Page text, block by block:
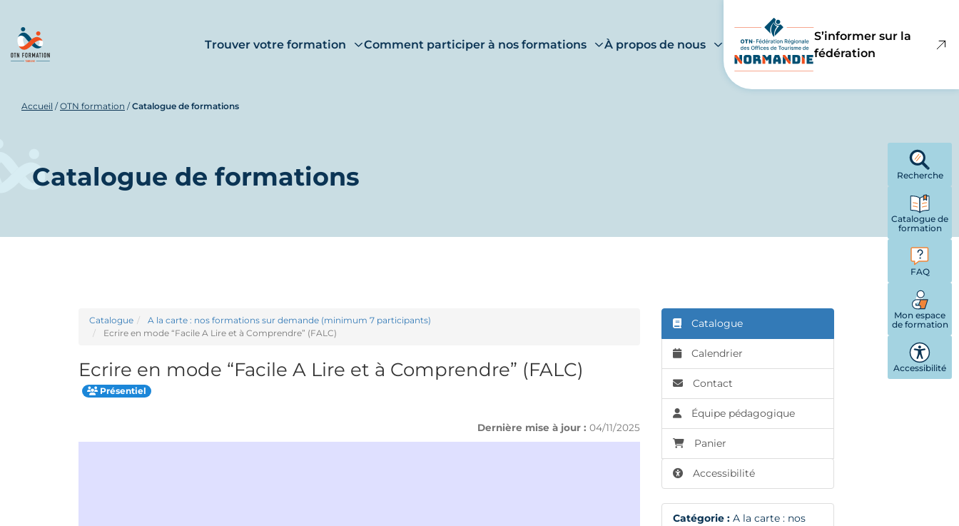
Trouver votre formation Comment participer à nos formations À propos de nous
S’informer sur la
fédération
Accueil /OTN formation /Catalogue de formations
Catalogue de formations
Catalogue
A la carte : nos formations sur demande (minimum 7 participants)
Ecrire en mode “Facile A Lire et à Comprendre” (FALC)
Ecrire en mode “Facile A Lire et à Comprendre” (FALC)
Présentiel
Dernière mise à jour : 04/11/2025
Catalogue
Calendrier
Contact
Équipe pédagogique
Panier
Accessibilité
Catégorie : A la carte : nos
Recherche
Catalogue de
formation
FAQ
Mon espace
de formation
Accessibilité